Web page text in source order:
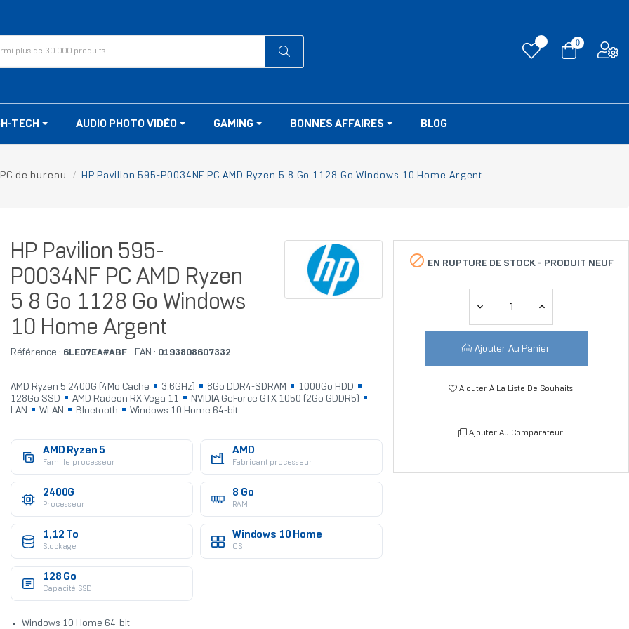
0
TECH AUDIO PHOTO VIDÉO GAMING BONNES AFFAIRES BLOG
PC de bureau HP Pavilion 595-P0034NF PC AMD Ryzen 5 8 Go 1128 Go Windows 10 Home Argent
HP Pavilion 595-
P0034NF PC AMD Ryzen
5 8 Go 1128 Go Windows
10 Home Argent
Référence : 6LE07EA#ABF- EAN : 0193808607332
AMD Ryzen 5 2400G (4Mo Cache 3.6GHz) 8Go DDR4-SDRAM
1000Go HDD
128Go SSD
AMD Radeon RX Vega 11
NVIDIA GeForce GTX 1050 (2Go GDDR5)
LAN
WLAN Bluetooth Windows 10 Home 64-bit
AMD Ryzen 5
Famille processeur
AMD
Fabricant processeur
2400G
Processeur
8 Go
RAM
1,12 To
Stockage
Windows 10 Home
OS
128 Go
Capacité SSD
Windows 10 Home 64-bit
 EN RUPTURE DE STOCK - PRODUIT NEUF
Ajouter Au Panier
Ajouter À La Liste De Souhaits
Ajouter Au Comparateur